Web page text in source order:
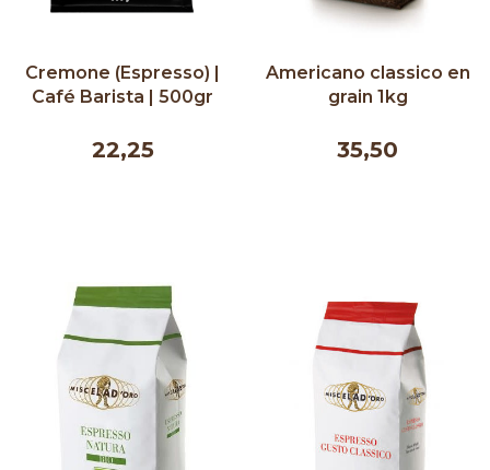
Cremone (Espresso) |
Café Barista | 500gr
22,25
Americano classico en
grain 1kg
35,50